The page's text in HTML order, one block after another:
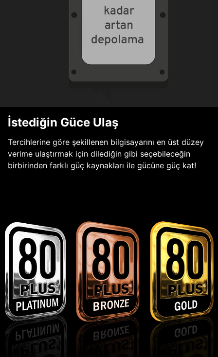
İstediğin Güce Ulaş
Tercihlerine göre şekillenen bilgisayarını en üst düzey
verime ulaştırmak için dilediğin gibi seçebileceğin
birbirinden farklı güç kaynakları ile gücüne güç kat!